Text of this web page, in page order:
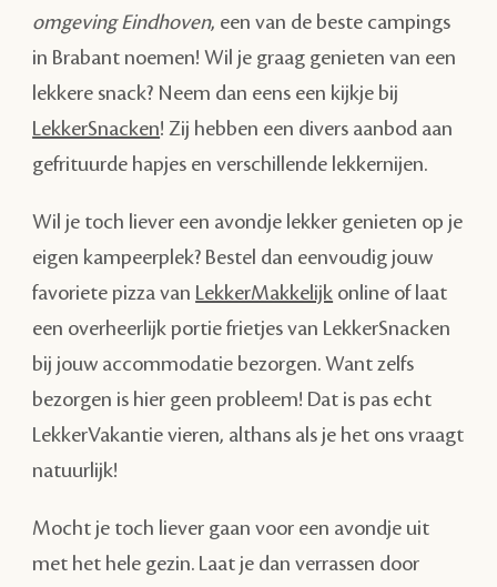
omgeving Eindhoven, een van de beste campings
in Brabant noemen! Wil je graag genieten van een
lekkere snack? Neem dan eens een kijkje bij
LekkerSnacken! Zij hebben een divers aanbod aan
gefrituurde hapjes en verschillende lekkernijen.
Wil je toch liever een avondje lekker genieten op je
eigen kampeerplek? Bestel dan eenvoudig jouw
favoriete pizza van LekkerMakkelijk online of laat
een overheerlijk portie frietjes van LekkerSnacken
bij jouw accommodatie bezorgen. Want zelfs
bezorgen is hier geen probleem! Dat is pas echt
LekkerVakantie vieren, althans als je het ons vraagt
natuurlijk!
Mocht je toch liever gaan voor een avondje uit
met het hele gezin. Laat je dan verrassen door